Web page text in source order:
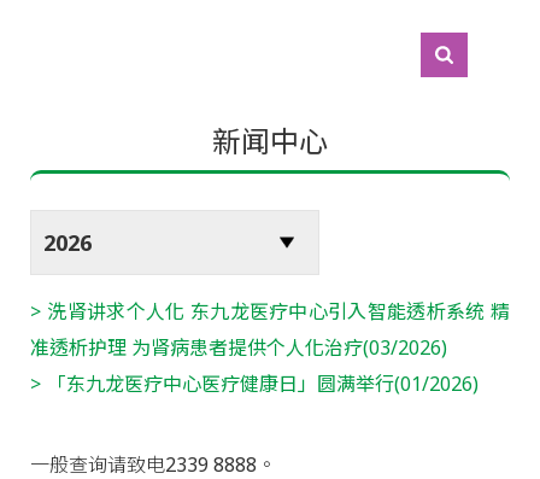
新闻中心
洗肾讲求个人化 东九龙医疗中心引入智能透析系统 精
准透析护理 为肾病患者提供个人化治疗(03/2026)
「东九龙医疗中心医疗健康日」圆满举行(01/2026)
一般查询请致电2339 8888。